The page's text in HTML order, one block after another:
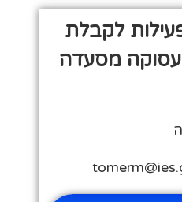
לקבלת
מסעדה